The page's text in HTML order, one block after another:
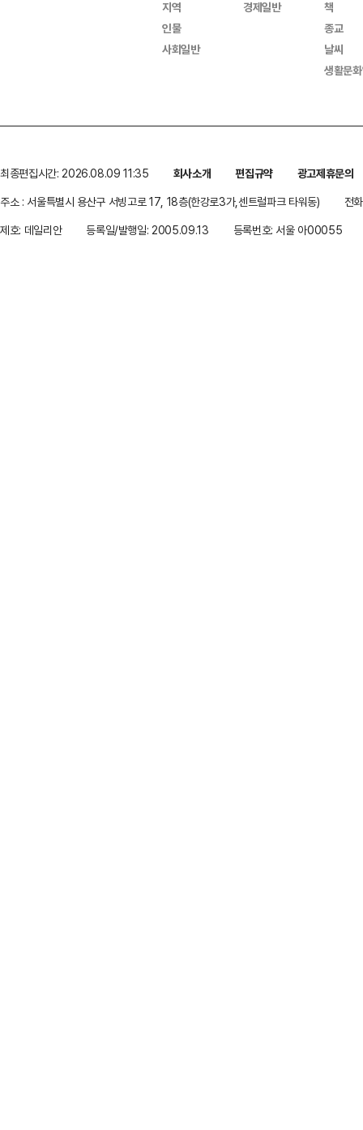
지역
인물
사회일반
경제일반
책
종교
날씨
생활문
최종편집시간: 2026.08.09 11:35 회사소개 편집규약
광고제휴문의
주소 : 서울특별시 용산구 서빙고로 17, 18층(한강로3가,센트럴파크 타워동)
전
제호: 데일리안
등록일/발행일: 2005.09.13 등록번호: 서울 아00055